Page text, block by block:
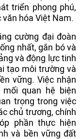
triển phong phú,
hóa Việt Nam.
cường đại đoàn
nhất, gắn bó và
và động lực tinh
tạo môi trường và
vững. Việc nhận
quan hệ biện
trọng trong việc
chủ trương, chính
phần thực hiện
và bền vững đất